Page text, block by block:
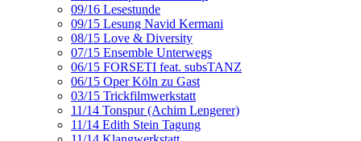
09/16 Lesestunde
09/15 Lesung Navid Kermani
08/15 Love & Diversity
07/15 Ensemble Unterwegs
06/15 FORSETI feat. subsTANZ
06/15 Oper Köln zu Gast
03/15 Trickfilmwerkstatt
11/14 Tonspur (Achim Lengerer)
11/14 Edith Stein Tagung